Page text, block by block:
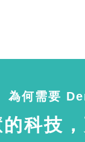
為何需要
科技